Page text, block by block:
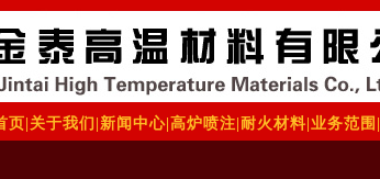
页 关于我们 新闻中心 高炉喷注 耐火材料 业务范围